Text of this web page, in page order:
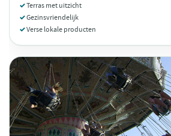
Terras met uitzicht
Gezinsvriendelijk
Verse lokale producten